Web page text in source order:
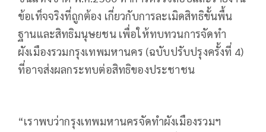
ข้อเท็จจริงที่ถูกต้อง เกี่ยวกับการละเมิดสิทธิขั้นพื้น
ฐานและสิทธิมนุษยชน เพื่อให้ทบทวนการจัดทำ
ผังเมืองรวมกรุงเทพมหานคร (ฉบับปรับปรุงครั้งที่ 4)
ที่อาจส่งผลกระทบต่อสิทธิของประชาชน
“เราพบว่ากรุงเทพมหานครจัดทำผังเมืองรวมฯ